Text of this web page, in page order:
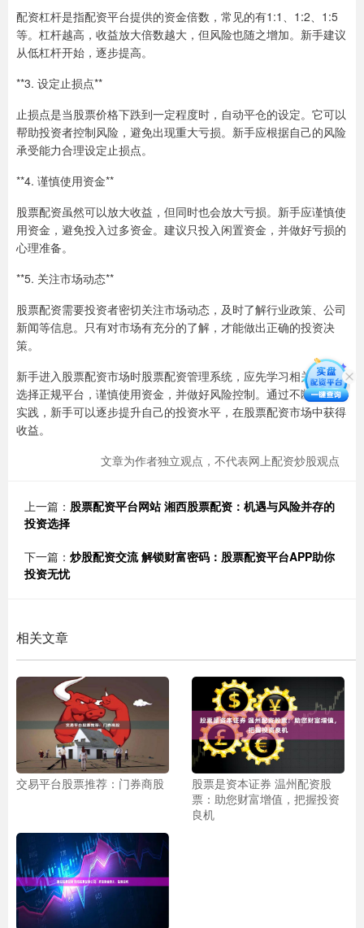
配资杠杆是指配资平台提供的资金倍数，常见的有1:1、1:2、1:5
等。杠杆越高，收益放大倍数越大，但风险也随之增加。新手建议
从低杠杆开始，逐步提高。
**3. 设定止损点**
止损点是当股票价格下跌到一定程度时，自动平仓的设定。它可以
帮助投资者控制风险，避免出现重大亏损。新手应根据自己的风险
承受能力合理设定止损点。
**4. 谨慎使用资金**
股票配资虽然可以放大收益，但同时也会放大亏损。新手应谨慎使
用资金，避免投入过多资金。建议只投入闲置资金，并做好亏损的
心理准备。
**5. 关注市场动态**
股票配资需要投资者密切关注市场动态，及时了解行业政策、公司
新闻等信息。只有对市场有充分的了解，才能做出正确的投资决
策。
新手进入股票配资市场时股票配资管理系统，应先学习相关知识，
选择正规平台，谨慎使用资金，并做好风险控制。通过不断学习和
实践，新手可以逐步提升自己的投资水平，在股票配资市场中获得
收益。
文章为作者独立观点，不代表网上配资炒股观点
上一篇： 股票配资平台网站 湘西股票配资：机遇与风险并存的
投资选择
下一篇： 炒股配资交流 解锁财富密码：股票配资平台APP助你
投资无忧
相关文章
交易平台股票推荐：门券商股
股票是资本证券 温州配资股
票：助您财富增值，把握投资
良机